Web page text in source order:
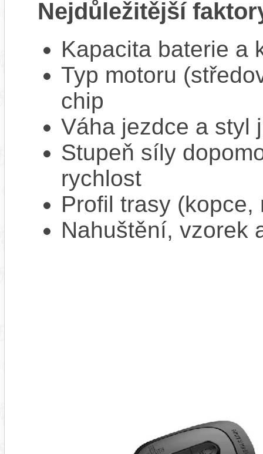
Nejdůležitější
Kapacita baterie a
Typ motoru
chip
Váha jezdce a styl
Stupeň síly
rychlost
Profil trasy
Nahuštění, vzorek